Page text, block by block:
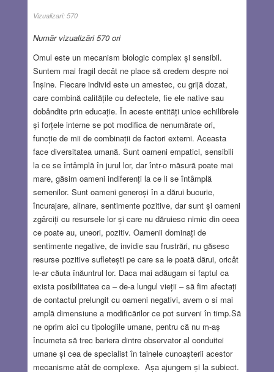
Vizualizari: 570
Număr vizualizări 570 ori
Omul este un mecanism biologic complex și sensibil.
Suntem mai fragil decât ne place să credem despre noi
înșine. Fiecare individ este un amestec, cu grijă dozat,
care combină calitățile cu defectele, fie ele native sau
dobândite prin educație. În aceste entități unice echilibrele
și forțele interne se pot modifica de nenumărate ori,
funcție de mii de combinații de factori externi. Aceasta
face diversitatea umană. Sunt oameni empatici, sensibili
la ce se întâmplă în jurul lor, dar într-o măsură poate mai
mare, găsim oameni indiferenți la ce li se întâmplă
semenilor. Sunt oameni generoși în a dărui bucurie,
încurajare, alinare, sentimente pozitive, dar sunt și oameni
zgârciți cu resursele lor și care nu dăruiesc nimic din ceea
ce poate au, uneori, pozitiv. Oamenii dominați de
sentimente negative, de invidie sau frustrări, nu găsesc
resurse pozitive sufletești pe care sa le poată dărui, oricât
le-ar căuta înăuntrul lor. Daca mai adăugam si faptul ca
exista posibilitatea ca – de-a lungul vieții – să fim afectați
de contactul prelungit cu oameni negativi, avem o si mai
amplă dimensiune a modificărilor ce pot surveni în timp.Să
ne oprim aici cu tipologiile umane, pentru că nu m-aș
încumeta să trec bariera dintre observator al conduitei
umane și cea de specialist în tainele cunoașterii acestor
mecanisme atât de complexe. Așa ajungem și la subiect.